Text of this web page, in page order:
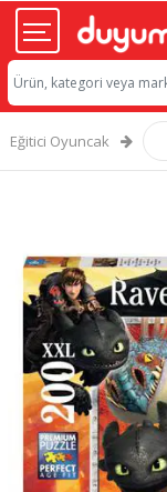
Eğitici Oyuncak